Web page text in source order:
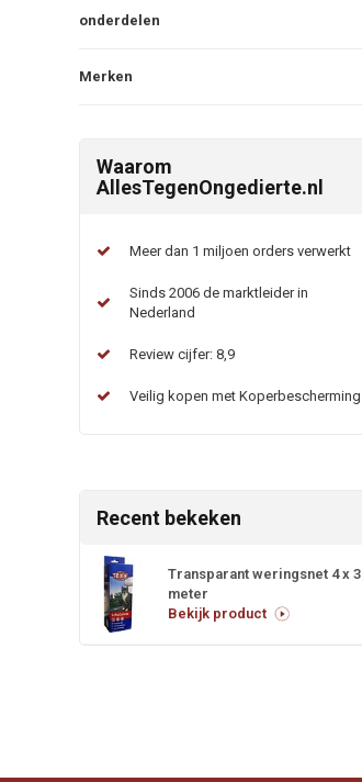
onderdelen
Merken
Waarom
AllesTegenOngedierte.nl
Meer dan 1 miljoen orders verwerkt
Sinds 2006 de marktleider in
Nederland
Review cijfer: 8,9
Veilig kopen met Koperbescherming
Recent bekeken
Transparant weringsnet 4 x 3
meter
Bekijk product